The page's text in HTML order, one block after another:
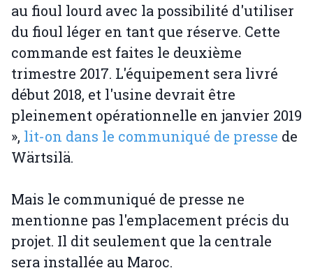
au fioul lourd avec la possibilité d'utiliser
du fioul léger en tant que réserve. Cette
commande est faites le deuxième
trimestre 2017. L'équipement sera livré
début 2018, et l'usine devrait être
pleinement opérationnelle en janvier 2019
», lit-on dans le communiqué de presse de
Wärtsilä.
Mais le communiqué de presse ne
mentionne pas l'emplacement précis du
projet. Il dit seulement que la centrale
sera installée au Maroc.